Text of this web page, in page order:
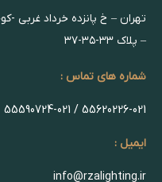
تهران – خ پانزده خرداد غربی
– پلاک ۳۳-۳۵-۳۷
شماره های تماس :
55620226-021 / 55590724-021
ایمیل :
info@rzalighting.ir